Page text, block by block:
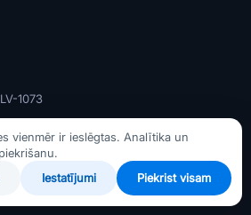
1073
vienmēr ir ieslēgtas. Analītika un
Iestatījumi Piekrist visam